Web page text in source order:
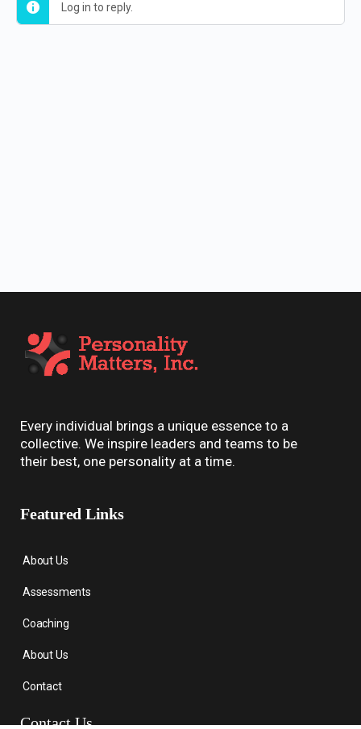
Log in to reply.
Every individual brings a unique essence to a
collective. We inspire leaders and teams to be
their best, one personality at a time.
Featured Links
About Us
Assessments
Coaching
About Us
Contact
Contact Us